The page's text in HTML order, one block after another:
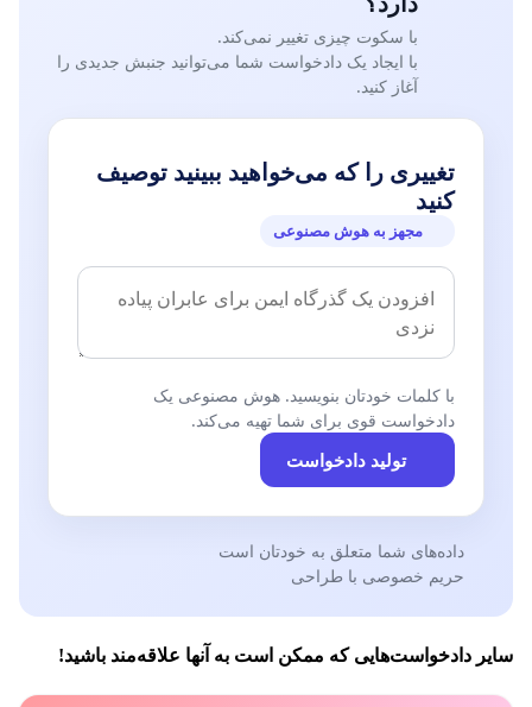
با سکوت چیزی تغییر نمی‌کند.
با ایجاد یک دادخواست شما می‌توانید جنبش جدیدی را
آغاز کنید.
تغییری را که می‌خواهید ببینید توصیف
کنید
مجهز به هوش مصنوعی
با کلمات خودتان بنویسید. هوش مصنوعی یک
دادخواست قوی برای شما تهیه می‌کند.
تولید دادخواست
داده‌های شما متعلق به خودتان است
حریم خصوصی با طراحی
سایر دادخواست‌هایی که ممکن است به آنها علاقه‌مند باشید!